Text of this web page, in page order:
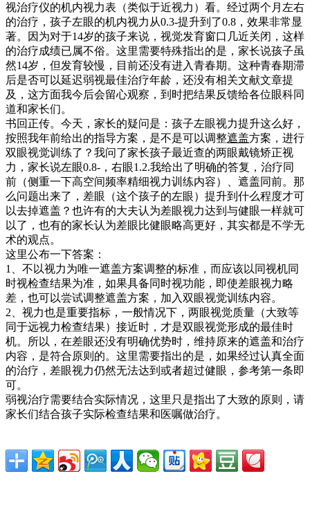
视治疗仪的机内视力表（类似于近视力）看。经过两个月左右
的治疗，孩子左眼的机内视力从0.3-提升到了0.8，效果非常显
著。因为对于14岁的孩子来说，视觉发育窗口几近关闭，这样
的治疗成绩已属不俗。这里需要特殊指出的是，家长说孩子虽
然14岁，但发育较慢，目前还没有进入青春期。这种青春期滞
后是否可以延迟弱视最佳治疗年龄，还没有相关文献文章提
及，这方面我今后会留心观察，到时把结果反馈给各位眼科同
道和家长们。
书回正传。今天，家长的疑问是：孩子左眼视力提升这么好，
按照我年前给出的指导方案，是不是可以调整遮盖方案，进行
双眼视觉训练了？我问了家长孩子最近查的两眼戴镜矫正视
力，家长说左眼0.8-，右眼1.2.我给出了明确的答复，治疗同
前（侧重一下高空间频率精细视力训练内容）、遮盖同前。那
么问题出来了，差眼（这个孩子的左眼）提升到什么程度才可
以去掉遮盖？也许有的大夫认为差眼视力达到与健眼一样就可
以了，也有的家长认为差眼比健眼略高更好，其实都是不学无
术的观点。
这里公布一下答案：
1、不以视力为唯一遮盖方案调整的标准，而应该以同视机同
时视检查结果为准，如果具备同时视功能，即使差眼视力略
差，也可以尝试调整遮盖方案，加入双眼视觉训练内容。
2、视力也是重要指标，一般情况下，两眼视觉质量（大致等
同于远视力检查结果）接近时，才是双眼视觉形成的最佳时
机。所以，在差眼还没有明确优势时，维持原来的遮盖和治疗
内容，是符合原则的。这里需要指出的是，如果经过认真全面
的治疗，差眼视力仍然无法达到或者超过健眼，参考第一条即
可。
弱视治疗需要结合实际情况，这里只是指出了大致的原则，请
家长们结合孩子实际检查结果和医嘱做治疗。